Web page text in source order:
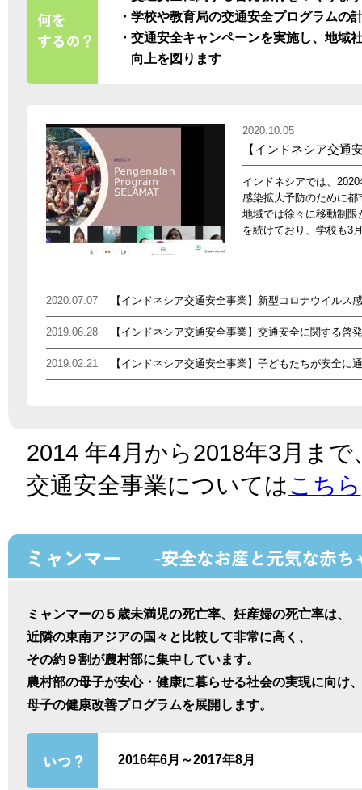
・ 学校や教育局の交通安全プログラムの
・ 交通安全キャンペーンを実施し、地域
向上を図ります
2020.10.05
【インドネシア交通
インドネシアでは、
感染拡大予防のために
地域では徐々に移動制
を続けており、学校も3
2020.07.07 【インドネシア交通安全事業】新型コロナウイル
2019.06.28 【インドネシア交通安全事業】交通安全に関する啓
2019.02.21 【インドネシア交通安全事業】子どもたちが安全
2017.10.10 【インドネシア交通安全事業】 子どもと大人、それ
2017.09.14 【インドネシア交通安全事業】活動に参加した子ど
2017.04.26 【インドネシア交通安全事業】子どもたちの交通安
2014 年4月から2018年3月ま
交通安全事業についてはこちら
ミャンマーの５歳未満児の死亡率、妊産婦の死亡率は、
近隣の東南アジアの国々と比較して非常に高く、
その約９割が農村部に集中しています。
農村部の母子が安心・健康に暮らせる社会の実現に向け、
母子の健康改善プログラムを展開します。
2016年6月～2017年8月